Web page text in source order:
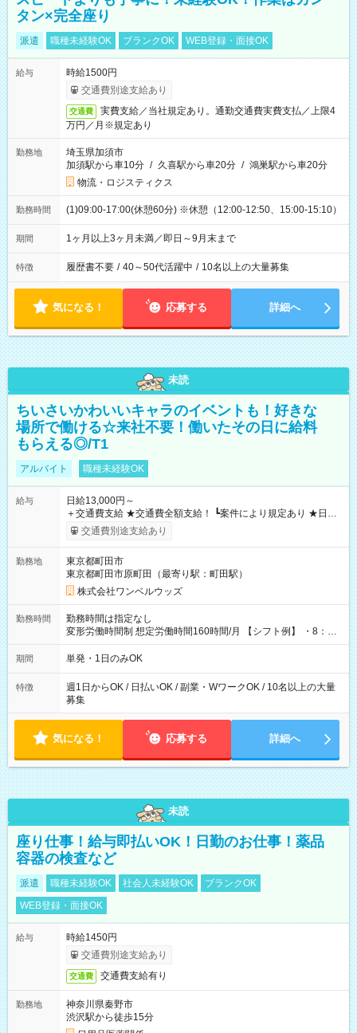
タン×完全座り
派遣 職種未経験OK ブランクOK WEB登録・面接OK
給与
時給1500円
交通費別途支給あり
交通費
実費支給／当社規定あり。通勤交通費実費支払／上限4
万円／月※規定あり
勤務地
埼玉県加須市
加須駅から車10分 / 久喜駅から車20分 / 鴻巣駅から車20分
物流・ロジスティクス
勤務時間 (1)09:00-17:00(休憩60分) ※休憩（12:00-12:50、15:00-15:10）
期間 1ヶ月以上3ヶ月未満／即日～9月末まで
特徴 履歴書不要 / 40～50代活躍中 / 10名以上の大量募集
気になる！ 応募する 詳細へ
未読
ちいさいかわいいキャラのイベントも！好きな
場所で働ける☆来社不要！働いたその日に給料
もらえる◎/T1
アルバイト 職種未経験OK
給与
日給13,000円～
＋交通費支給 ★交通費全額支給！ ┗案件により規定あり ★日払
いOK！（規定あり） ┗働いたその日に現金GET♪ お仕事後はコ
ンビニATMから 日払い分を引き落とせます！ 【試用期間】試
交通費別途支給あり
勤務地
東京都町田市
東京都町田市原町田（最寄り駅：町田駅）
株式会社ワンベルウッズ
勤務時間
勤務時間は指定なし
変形労働時間制 想定労働時間160時間/月 【シフト例】 ・8：00
～21：00
期間 単発・1日のみOK
特徴
週1日からOK / 日払いOK / 副業・WワークOK / 10名以上の大量
募集
気になる！ 応募する 詳細へ
未読
座り仕事！給与即払いOK！日勤のお仕事！薬品
容器の検査など
派遣 職種未経験OK 社会人未経験OK
ブランクOK
WEB登録・面接OK
給与
時給1450円
交通費別途支給あり
交通費 交通費支給有り
勤務地
神奈川県秦野市
渋沢駅から徒歩15分